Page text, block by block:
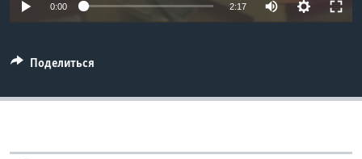
СОЦИАЛЬНЫЕ СЕТИ
0:00 2:17
Поделиться